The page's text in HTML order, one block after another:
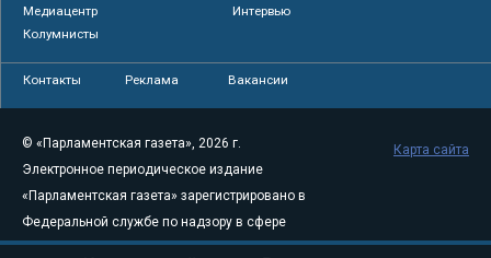
Медиацентр
Интервью
Колумнисты
Контакты Реклама Вакансии
© «Парламентская газета», 2026 г.
Электронное периодическое издание
«Парламентская газета» зарегистрировано в
Федеральной службе по надзору в сфере
связи, информационных технологий и
Карта сайта